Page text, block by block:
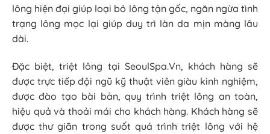
lông hiện đại giúp loại bỏ lông tận gốc, ngăn ngừa tình
trạng lông mọc lại giúp duy trì làn da mịn màng lâu
dài.
Đặc biệt, triệt lông tại SeoulSpa.Vn, khách hàng sẽ
được trực tiếp đội ngũ kỹ thuật viên giàu kinh nghiệm,
được đào tạo bài bản, quy trình triệt lông an toàn,
hiệu quả và thoải mái cho khách hàng. Khách hàng sẽ
được thư giãn trong suốt quá trình triệt lông với hệ